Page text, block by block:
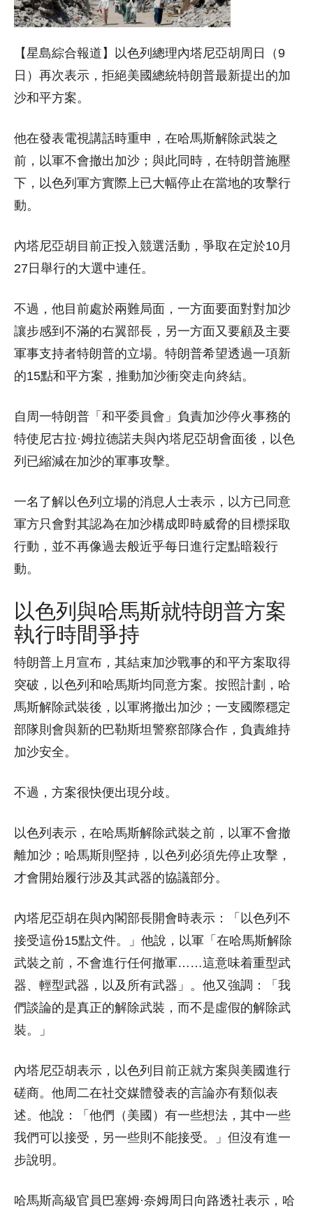
【星島綜合報道】以色列總理內塔尼亞胡周日（9
日）再次表示，拒絕美國總統特朗普最新提出的加
沙和平方案。
他在發表電視講話時重申，在哈馬斯解除武裝之
前，以軍不會撤出加沙；與此同時，在特朗普施壓
下，以色列軍方實際上已大幅停止在當地的攻擊行
動。
內塔尼亞胡目前正投入競選活動，爭取在定於10月
27日舉行的大選中連任。
不過，他目前處於兩難局面，一方面要面對對加沙
讓步感到不滿的右翼部長，另一方面又要顧及主要
軍事支持者特朗普的立場。特朗普希望透過一項新
的15點和平方案，推動加沙衝突走向終結。
自周一特朗普「和平委員會」負責加沙停火事務的
特使尼古拉·姆拉德諾夫與內塔尼亞胡會面後，以色
列已縮減在加沙的軍事攻擊。
一名了解以色列立場的消息人士表示，以方已同意
軍方只會對其認為在加沙構成即時威脅的目標採取
行動，並不再像過去般近乎每日進行定點暗殺行
動。
以色列與哈馬斯就特朗普方案
執行時間爭持
特朗普上月宣布，其結束加沙戰事的和平方案取得
突破，以色列和哈馬斯均同意方案。按照計劃，哈
馬斯解除武裝後，以軍將撤出加沙；一支國際穩定
部隊則會與新的巴勒斯坦警察部隊合作，負責維持
加沙安全。
不過，方案很快便出現分歧。
以色列表示，在哈馬斯解除武裝之前，以軍不會撤
離加沙；哈馬斯則堅持，以色列必須先停止攻擊，
才會開始履行涉及其武器的協議部分。
內塔尼亞胡在與內閣部長開會時表示：「以色列不
接受這份15點文件。」他說，以軍「在哈馬斯解除
武裝之前，不會進行任何撤軍……這意味着重型武
器、輕型武器，以及所有武器」。他又強調：「我
們談論的是真正的解除武裝，而不是虛假的解除武
裝。」
內塔尼亞胡表示，以色列目前正就方案與美國進行
磋商。他周二在社交媒體發表的言論亦有類似表
述。他說：「他們（美國）有一些想法，其中一些
我們可以接受，另一些則不能接受。」但沒有進一
步說明。
哈馬斯高級官員巴塞姆·奈姆周日向路透社表示，哈